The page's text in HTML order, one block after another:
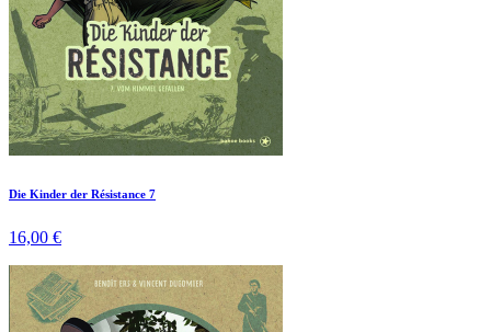
Die Kinder der Résistance 7
16,00 €